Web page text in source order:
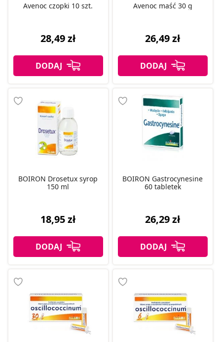
Avenoc czopki 10 szt.
28,49 zł
Avenoc maść 30 g
26,49 zł
BOIRON Drosetux syrop
150 ml
18,95 zł
BOIRON Gastrocynesine
60 tabletek
26,29 zł